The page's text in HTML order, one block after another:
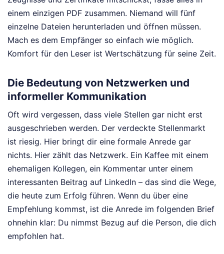
einem einzigen PDF zusammen. Niemand will fünf
einzelne Dateien herunterladen und öffnen müssen.
Mach es dem Empfänger so einfach wie möglich.
Komfort für den Leser ist Wertschätzung für seine Zeit.
Die Bedeutung von Netzwerken und
informeller Kommunikation
Oft wird vergessen, dass viele Stellen gar nicht erst
ausgeschrieben werden. Der verdeckte Stellenmarkt
ist riesig. Hier bringt dir eine formale Anrede gar
nichts. Hier zählt das Netzwerk. Ein Kaffee mit einem
ehemaligen Kollegen, ein Kommentar unter einem
interessanten Beitrag auf LinkedIn – das sind die Wege,
die heute zum Erfolg führen. Wenn du über eine
Empfehlung kommst, ist die Anrede im folgenden Brief
ohnehin klar: Du nimmst Bezug auf die Person, die dich
empfohlen hat.